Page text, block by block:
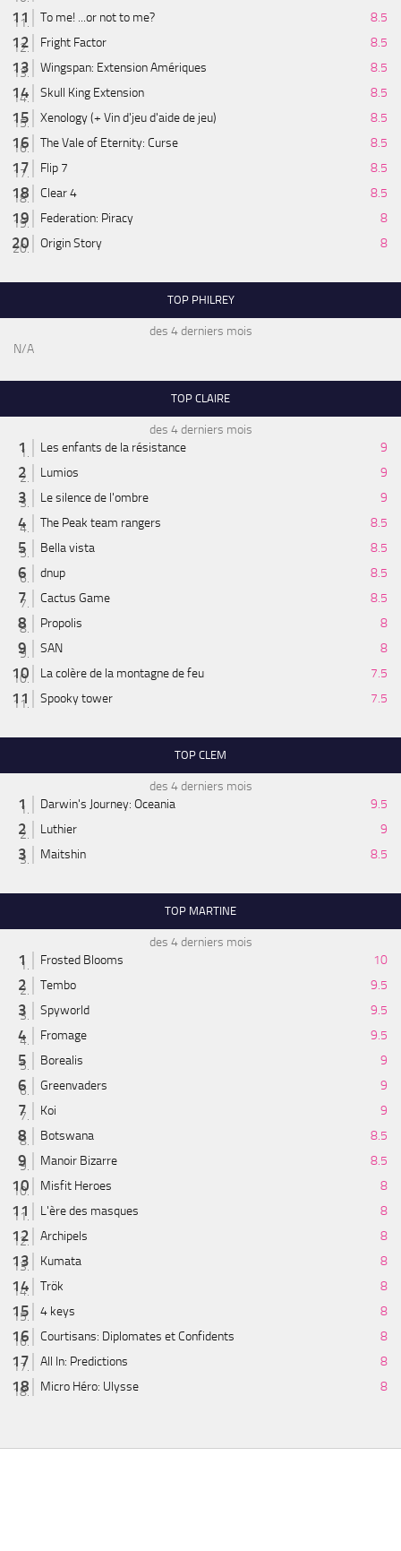
To me! ...or not to me?
8.5
Fright Factor
8.5
Wingspan: Extension Amériques
8.5
Skull King Extension
8.5
Xenology (+ Vin d'jeu d'aide de jeu)
8.5
The Vale of Eternity: Curse
8.5
Flip 7
8.5
Clear 4
8.5
Federation: Piracy
8
Origin Story
8
TOP PHILREY
des 4 derniers mois
N/A
TOP CLAIRE
des 4 derniers mois
Les enfants de la résistance
9
Lumios
9
Le silence de l'ombre
9
The Peak team rangers
8.5
Bella vista
8.5
dnup
8.5
Cactus Game
8.5
Propolis
8
SAN
8
La colère de la montagne de feu
7.5
Spooky tower
7.5
TOP CLEM
des 4 derniers mois
Darwin's Journey: Oceania
9.5
Luthier
9
Maitshin
8.5
TOP MARTINE
des 4 derniers mois
Frosted Blooms
10
Tembo
9.5
Spyworld
9.5
Fromage
9.5
Borealis
9
Greenvaders
9
Koi
9
Botswana
8.5
Manoir Bizarre
8.5
Misfit Heroes
8
L'ère des masques
8
Archipels
8
Kumata
8
Trök
8
4 keys
8
Courtisans: Diplomates et Confidents
8
All In: Predictions
8
Micro Héro: Ulysse
8